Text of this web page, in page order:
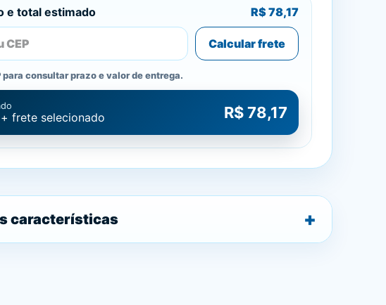
e total estimado R$ 78,17
Calcular frete
para consultar prazo e valor de entrega.
frete selecionado R$ 78,17
características